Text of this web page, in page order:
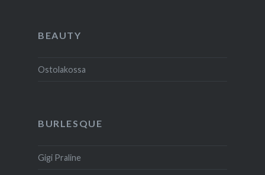
BEAUTY
Ostolakossa
BURLESQUE
Gigi Praline